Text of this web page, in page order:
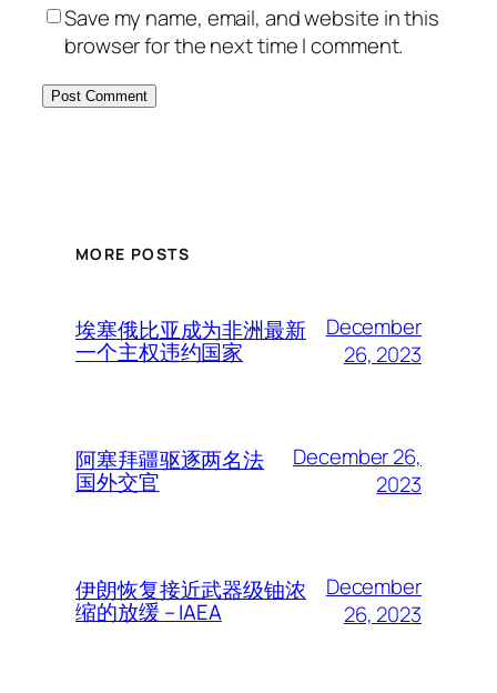
Save my name, email, and website in this
browser for the next time I comment.
MORE POSTS
埃塞俄比亚成为非洲最新
一个主权违约国家
December
26, 2023
阿塞拜疆驱逐两名法
国外交官
December 26,
2023
伊朗恢复接近武器级铀浓
缩的放缓 – IAEA
December
26, 2023